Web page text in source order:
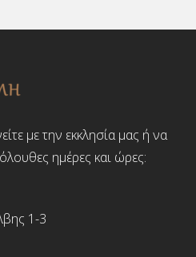
με την εκκλησία μας ή να
ημέρες και ώρες:
1-3